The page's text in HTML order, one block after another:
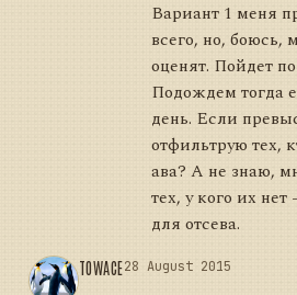
Вариант 1 меня
всего, но, боюсь,
оценят. Пойдет
Подождем тогда
день. Если
отфильтрую тех,
ава? А не знаю,
тех, у кого их
для отсева.
TOWACE28 August 2015